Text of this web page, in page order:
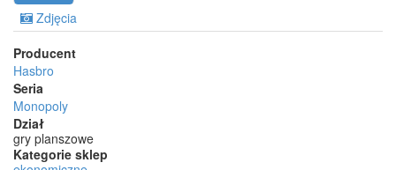
Zdjęcia
Producent
Hasbro
Seria
Monopoly
Dział
gry planszowe
Kategorie sklep